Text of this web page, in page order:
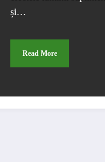
și…
Read More